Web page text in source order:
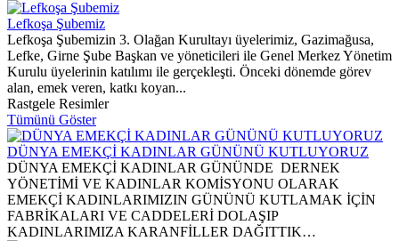
Lefkoşa Şubemiz
Lefkoşa Şubemizin 3. Olağan Kurultayı üyelerimiz, Gazimağusa,
Lefke, Girne Şube Başkan ve yöneticileri ile Genel Merkez Yönetim
Kurulu üyelerinin katılımı ile gerçekleşti. Önceki dönemde görev
alan, emek veren, katkı koyan...
Rastgele Resimler
Tümünü Göster
DÜNYA EMEKÇİ KADINLAR GÜNÜNÜ KUTLUYORUZ
DÜNYA EMEKÇİ KADINLAR GÜNÜNDE DERNEK
YÖNETİMİ VE KADINLAR KOMİSYONU OLARAK
EMEKÇİ KADINLARIMIZIN GÜNÜNÜ KUTLAMAK İÇİN
FABRİKALARI VE CADDELERİ DOLAŞIP
KADINLARIMIZA KARANFİLLER DAĞITTIK…